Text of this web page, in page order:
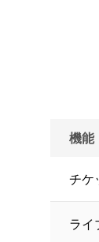
機能
チケ
ライ